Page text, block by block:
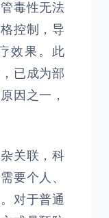
毒性无法
控制，导
效果。此
已成为部
因之一，
关联，科
要个人、
对于普通